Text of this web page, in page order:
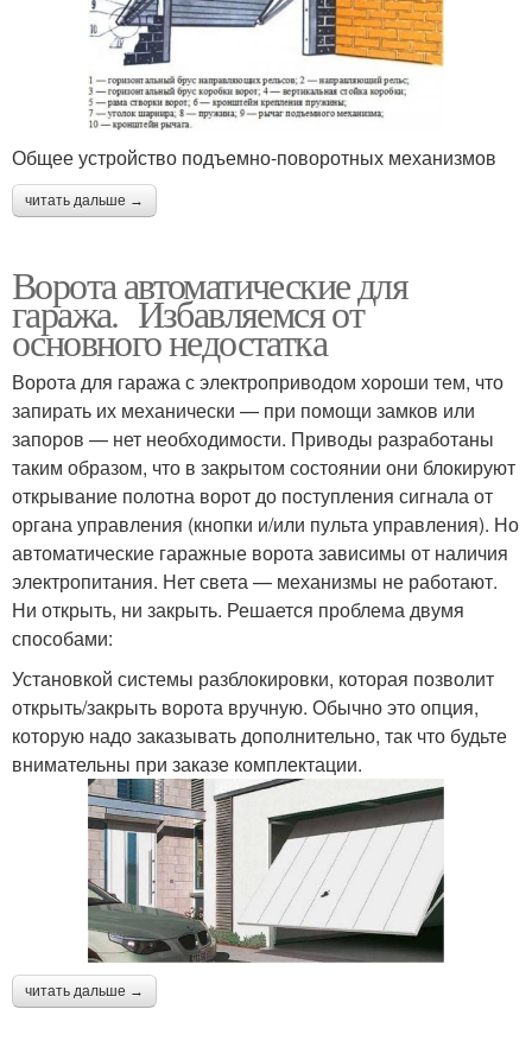
Общее устройство подъемно-поворотных механизмов
читать дальше →
Ворота автоматические для
гаража. Избавляемся от
основного недостатка
Ворота для гаража с электроприводом хороши тем, что
запирать их механически — при помощи замков или
запоров — нет необходимости. Приводы разработаны
таким образом, что в закрытом состоянии они блокируют
открывание полотна ворот до поступления сигнала от
органа управления (кнопки и/или пульта управления). Но
автоматические гаражные ворота зависимы от наличия
электропитания. Нет света — механизмы не работают.
Ни открыть, ни закрыть. Решается проблема двумя
способами:
Установкой системы разблокировки, которая позволит
открыть/закрыть ворота вручную. Обычно это опция,
которую надо заказывать дополнительно, так что будьте
внимательны при заказе комплектации.
читать дальше →